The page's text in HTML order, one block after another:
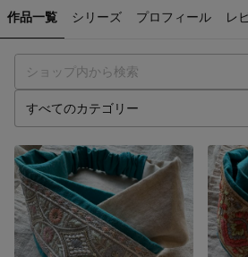
作品一覧 シリーズ プロフィール レ